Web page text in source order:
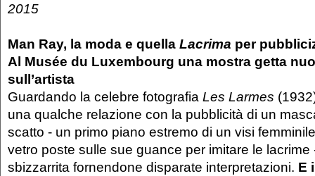
2015
Man Ray, la moda e quella Lacrima per
Al Musée du Luxembourg una mostra getta
sull’artista
Guardando la celebre fotografia Les Larmes
una qualche relazione con la pubblicità di un
scatto - un primo piano estremo di un visi
vetro poste sulle sue guance per imitare le lacrime
sbizzarrita fornendone disparate interpretazioni. E